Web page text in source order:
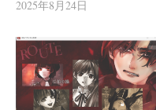
2025年8月24日